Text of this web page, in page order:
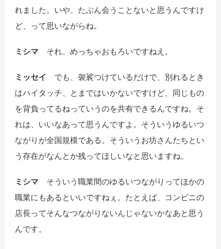
れました。いや、たぶん会うことないと思うんですけ
ど、って思いながらね。
ミシマ それ、めっちゃおもろいですねえ。
ミッセイ でも、袈裟つけているだけで、別れるとき
はハイタッチ、とまではいかないですけど、同じもの
を背負ってるねっていうのを共有できるんですね。そ
れは、いいなあって思うんですよ。そういうゆるいつ
ながりが全国規模である。そういうお坊さんたちとい
う存在がなんとか残ってほしいなと思いますね。
ミシマ そういう職業間のゆるいつながりってほかの
職業にもあるといいですねぇ。たとえば、コンビニの
店長ってそんなつながりないんじゃないかなあと思う
んです。